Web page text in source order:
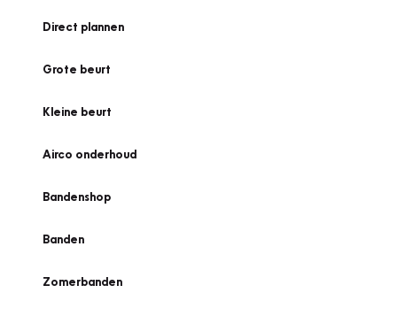
Direct plannen
Grote beurt
Kleine beurt
Airco onderhoud
Bandenshop
Banden
Zomerbanden